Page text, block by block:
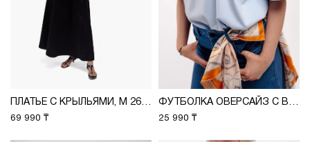
ПЛАТЬЕ С КРЫЛЬЯМИ, М 2637
69 990 ₸
ФУТБОЛКА ОВЕРСАЙЗ С ВЫШИВКОЙ, М 2626
25 990 ₸